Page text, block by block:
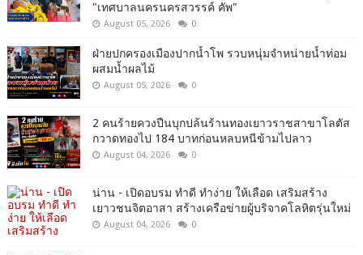
"เทศบาลนครนครสวรรค์ คัพ"
August 05, 2026 0
ฝ่ายปกครองเมืองปากน้ำโพ รวบหนุ่มจำหน่ายน้ำท่อม
ผสมน้ำผลไม้
August 05, 2026 0
2 คนร้ายควงปืนบุกปล้นร้านทองเยาวราชสาขาโลตัส
กวาดทองไป 184 บาทก่อนหลบหนีข้ามไปลาว
August 04, 2026 0
น่าน - เปิดอบรม ทำดี ทำง่าย ให้เลือด เสริมสร้าง
เยาวชนจิตอาสา สร้างเครือข่ายผู้บริจาคโลหิตรุ่นใหม่
August 04, 2026 0